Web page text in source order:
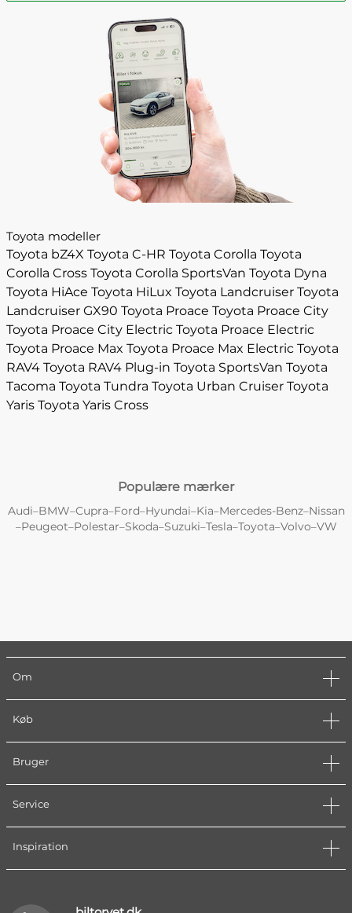
Toyota modeller
Toyota bZ4X Toyota C-HR Toyota Corolla Toyota
Corolla Cross Toyota Corolla SportsVan Toyota Dyna
Toyota HiAce Toyota HiLux Toyota Landcruiser Toyota
Landcruiser GX90 Toyota Proace Toyota Proace City
Toyota Proace City Electric Toyota Proace Electric
Toyota Proace Max Toyota Proace Max Electric Toyota
RAV4 Toyota RAV4 Plug-in Toyota SportsVan Toyota
Tacoma Toyota Tundra Toyota Urban Cruiser Toyota
Yaris Toyota Yaris Cross
Populære mærker
Audi–BMW–Cupra–Ford–Hyundai–Kia–Mercedes-Benz–Nissan
–Peugeot–Polestar–Skoda–Suzuki–Tesla–Toyota–Volvo–VW
Om
Køb
Bruger
Service
Inspiration